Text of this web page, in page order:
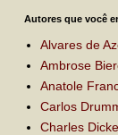
Autores que você
Alvares de
Ambrose
Anatole
Carlos
Charles